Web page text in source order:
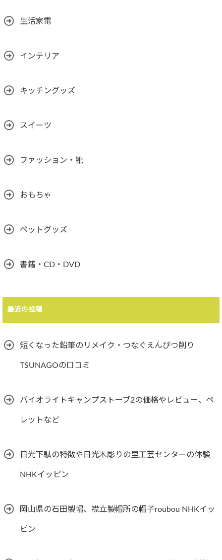
生活家電
インテリア
キッチングッズ
スイーツ
ファッション・靴
おもちゃ
ペットグッズ
書籍・CD・DVD
最近の投稿
短くなった鉛筆のリメイク・つなぐえんぴつ削り
TSUNAGOの口コミ
バイオライトキャンプストーブ2の価格やレビュー、ペ
レットなど
日光下駄の特徴や日光木彫りの里工芸センターの体験
NHKイッピン
岡山県の石田製帽、襟立製帽所の帽子roubou NHKイッ
ピン